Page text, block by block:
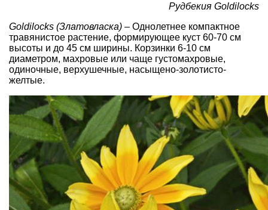
Рудбекия Goldilocks
Goldilocks (Златовласка) – Однолетнее компактное
травянистое растение, формирующее куст 60-70 см
высоты и до 45 см ширины. Корзинки 6-10 см
диаметром, махровые или чаще густомахровые,
одиночные, верхушечные, насыщено-золотисто-
желтые.